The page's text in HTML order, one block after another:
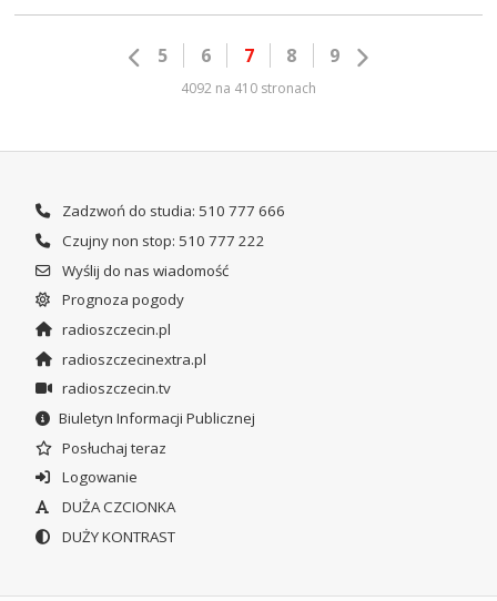
5 6 7 8 9
4092 na 410 stronach
Zadzwoń do studia: 510 777 666
Czujny non stop: 510 777 222
Wyślij do nas wiadomość
Prognoza pogody
radioszczecin.pl
radioszczecinextra.pl
radioszczecin.tv
Biuletyn Informacji Publicznej
Posłuchaj teraz
Logowanie
DUŻA CZCIONKA
DUŻY KONTRAST